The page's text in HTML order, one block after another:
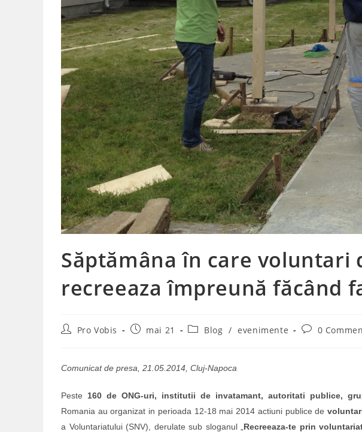
Săptămâna în care voluntari
recreeaza împreună făcând
PostPro Vobis
Postmai 21
PostBlog / evenimente
Post0
Comunicat de presa, 21.05.2014, Cluj-Napoca
Peste 160 de ONG-uri, institutii de invatamant, autoritati publice,
Romania au organizat in perioada 12-18 mai 2014 actiuni publice de
a Voluntariatului (SNV), derulate sub sloganul „ Recreeaza-te prin